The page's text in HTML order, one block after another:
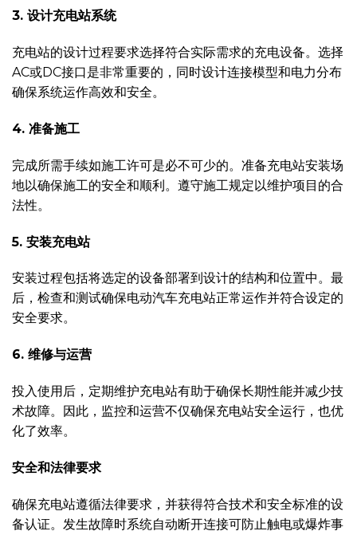
3. 设计充电站系统
充电站的设计过程要求选择符合实际需求的充电设备。选择
AC或DC接口是非常重要的，同时设计连接模型和电力分布
确保系统运作高效和安全。
4. 准备施工
完成所需手续如施工许可是必不可少的。准备充电站安装场
地以确保施工的安全和顺利。遵守施工规定以维护项目的合
法性。
5. 安装充电站
安装过程包括将选定的设备部署到设计的结构和位置中。最
后，检查和测试确保电动汽车充电站正常运作并符合设定的
安全要求。
6. 维修与运营
投入使用后，定期维护充电站有助于确保长期性能并减少技
术故障。因此，监控和运营不仅确保充电站安全运行，也优
化了效率。
安全和法律要求
确保充电站遵循法律要求，并获得符合技术和安全标准的设
备认证。发生故障时系统自动断开连接可防止触电或爆炸事